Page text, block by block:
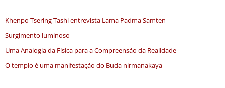
Khenpo Tsering Tashi entrevista Lama Padma Samten
Surgimento luminoso
Uma Analogia da Física para a Compreensão da Realidade
O templo é uma manifestação do Buda nirmanakaya